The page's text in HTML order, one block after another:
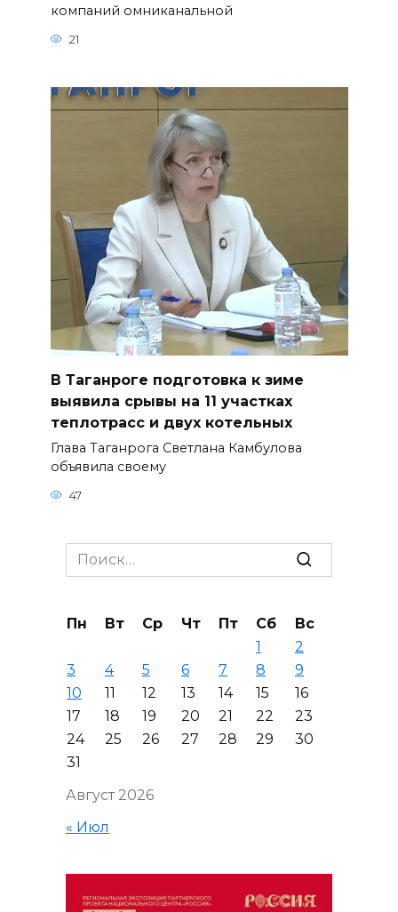
компаний омниканальной
21
В Таганроге подготовка к зиме
выявила срывы на 11 участках
теплотрасс и двух котельных
Глава Таганрога Светлана Камбулова
объявила своему
47
Search
for:
Август 2026
Пн Вт Ср Чт Пт Сб
Вс
1
2
3
4 5 6 7 8
9
10
11 12 13 14 15
16
17
18 19 20 21 22
23
24
25 26 27 28 29
30
31
« Июл